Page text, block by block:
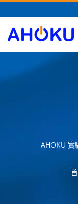
AHOKU 實